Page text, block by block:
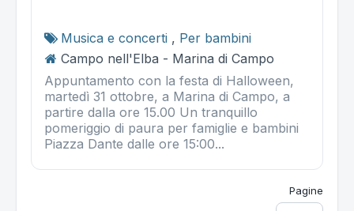
Musica e concerti , Per bambini
Campo nell'Elba - Marina di Campo
Appuntamento con la festa di Halloween,
martedì 31 ottobre, a Marina di Campo, a
partire dalla ore 15.00 Un tranquillo
pomeriggio di paura per famiglie e bambini
Piazza Dante dalle ore 15:00...
Pagine